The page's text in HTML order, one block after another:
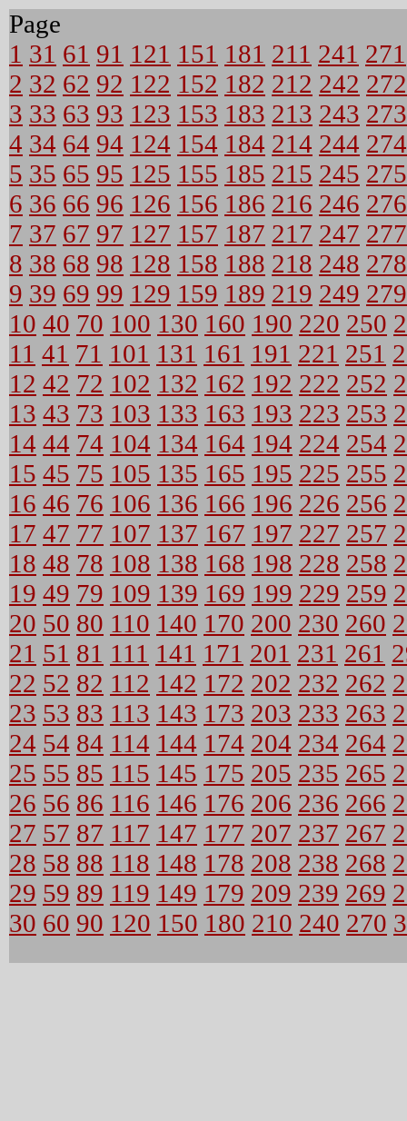
Page
1 31 61 91 121 151 181 211 241 271
2 32 62 92 122 152 182 212 242 272
3 33 63 93 123 153 183 213 243 273
4 34 64 94 124 154 184 214 244 274
5 35 65 95 125 155 185 215 245 275
6 36 66 96 126 156 186 216 246 276
7 37 67 97 127 157 187 217 247 277
8 38 68 98 128 158 188 218 248 278
9 39 69 99 129 159 189 219 249 279
10 40 70 100 130 160 190 220 250
11 41 71 101 131 161 191 221 251
12 42 72 102 132 162 192 222 252
13 43 73 103 133 163 193 223 253
14 44 74 104 134 164 194 224 254
15 45 75 105 135 165 195 225 255
16 46 76 106 136 166 196 226 256
17 47 77 107 137 167 197 227 257
18 48 78 108 138 168 198 228 258
19 49 79 109 139 169 199 229 259
20 50 80 110 140 170 200 230 260
21 51 81 111 141 171 201 231 261
22 52 82 112 142 172 202 232 262
23 53 83 113 143 173 203 233 263
24 54 84 114 144 174 204 234 264
25 55 85 115 145 175 205 235 265
26 56 86 116 146 176 206 236 266
27 57 87 117 147 177 207 237 267
28 58 88 118 148 178 208 238 268
29 59 89 119 149 179 209 239 269
30 60 90 120 150 180 210 240 270